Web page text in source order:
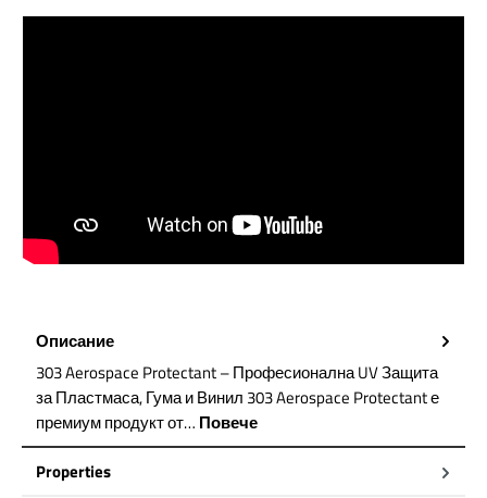
Описание
303 Aerospace Protectant – Професионална UV Защита
за Пластмаса, Гума и Винил 303 Aerospace Protectant е
премиум продукт от… Повече
Properties